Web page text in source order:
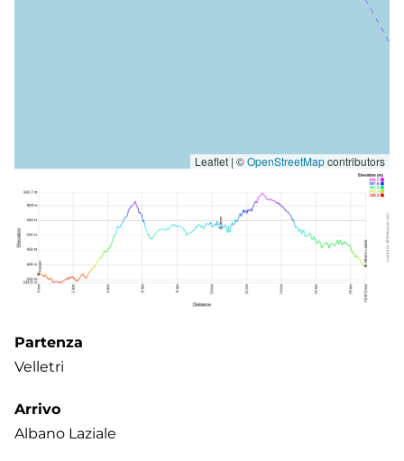
Leaflet | ©OpenStreetMapcontributors
Partenza
Velletri
Arrivo
Albano Laziale